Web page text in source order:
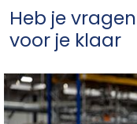
Heb je
voor je klaar